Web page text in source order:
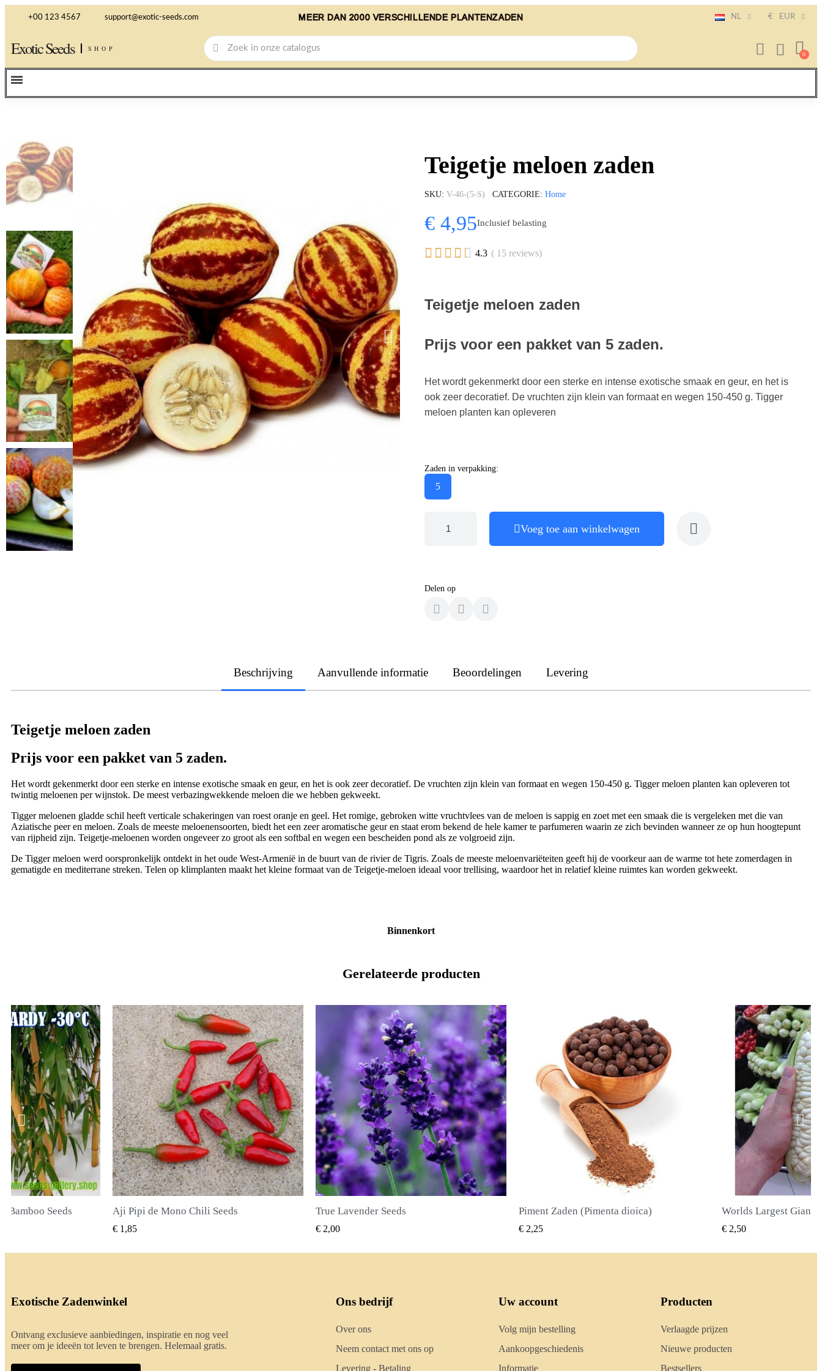
+00 123 4567 support@exotic-seeds.com MEER DAN 2000 VERSCHILLENDE PLANTENZADEN NL € EUR
Exotic Seeds SHOP
Teigetje meloen zaden
SKU V-46-(5-S) CATEGORIE Home
€ 4,95Inclusief belasting
     4.3 ( 15 reviews)
Teigetje meloen zaden
Prijs voor een pakket van 5 zaden.
Het wordt gekenmerkt door een sterke en intense exotische smaak en geur, en het is
ook zeer decoratief. De vruchten zijn klein van formaat en wegen 150-450 g. Tigger
meloen planten kan opleveren
Zaden in verpakking:
5
Voeg toe aan winkelwagen
Delen op
Beschrijving Aanvullende informatie Beoordelingen Levering
Teigetje meloen zaden
Prijs voor een pakket van 5 zaden.
Het wordt gekenmerkt door een sterke en intense exotische smaak en geur, en het is ook zeer decoratief. De vruchten zijn klein van formaat en wegen 150-450 g. Tigger meloen planten kan opleveren tot
twintig meloenen per wijnstok. De meest verbazingwekkende meloen die we hebben gekweekt.
Tigger meloenen gladde schil heeft verticale schakeringen van roest oranje en geel. Het romige, gebroken witte vruchtvlees van de meloen is sappig en zoet met een smaak die is vergeleken met die van
Aziatische peer en meloen. Zoals de meeste meloenensoorten, biedt het een zeer aromatische geur en staat erom bekend de hele kamer te parfumeren waarin ze zich bevinden wanneer ze op hun hoogtepunt
van rijpheid zijn. Teigetje-meloenen worden ongeveer zo groot als een softbal en wegen een bescheiden pond als ze volgroeid zijn.
De Tigger meloen werd oorspronkelijk ontdekt in het oude West-Armenië in de buurt van de rivier de Tigris. Zoals de meeste meloenvariëteiten geeft hij de voorkeur aan de warme tot hete zomerdagen in
gematigde en mediterrane streken. Telen op klimplanten maakt het kleine formaat van de Teigetje-meloen ideaal voor trellising, waardoor het in relatief kleine ruimtes kan worden gekweekt.
Binnenkort
Gerelateerde producten
BEKIJKEN
Seeds SNEL BEKIJKEN
True Lavender Seeds
€ 2,00
SNEL BEKIJKEN
Piment Zaden (Pimenta dioica)
€ 2,25
SNEL BEKIJKEN
€ 2,50
SNEL
€ 2,40
Exotische Zadenwinkel
Ontvang exclusieve aanbiedingen, inspiratie en nog veel
meer om je ideeën tot leven te brengen. Helemaal gratis.
Ons bedrijf
Over ons
Neem contact met ons op
Levering - Betaling
Uw account
Volg mijn bestelling
Aankoopgeschiedenis
Informatie
Producten
Verlaagde prijzen
Nieuwe producten
Bestsellers